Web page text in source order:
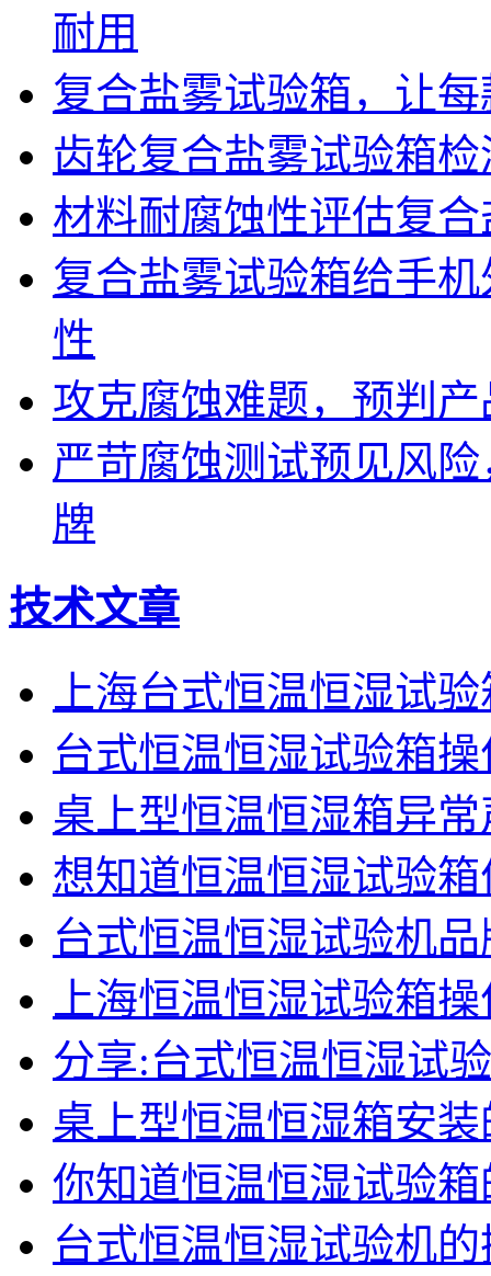
耐用
复合盐雾试验箱，让
齿轮复合盐雾试验箱
材料耐腐蚀性评估复
复合盐雾试验箱给手
性
攻克腐蚀难题，预判
严苛腐蚀测试预见风
牌
技术文章
上海台式恒温恒湿试
台式恒温恒湿试验箱
桌上型恒温恒湿箱异
想知道恒温恒湿试验
台式恒温恒湿试验机
上海恒温恒湿试验箱
分享:台式恒温恒湿试
桌上型恒温恒湿箱安
你知道恒温恒湿试验
台式恒温恒湿试验机